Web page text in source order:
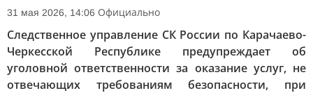
31 мая 2026, 14:06 Официально
Следственное управление СК России по Карачаево-
Черкесской Республике предупреждает об
уголовной ответственности за оказание услуг, не
отвечающих требованиям безопасности, при